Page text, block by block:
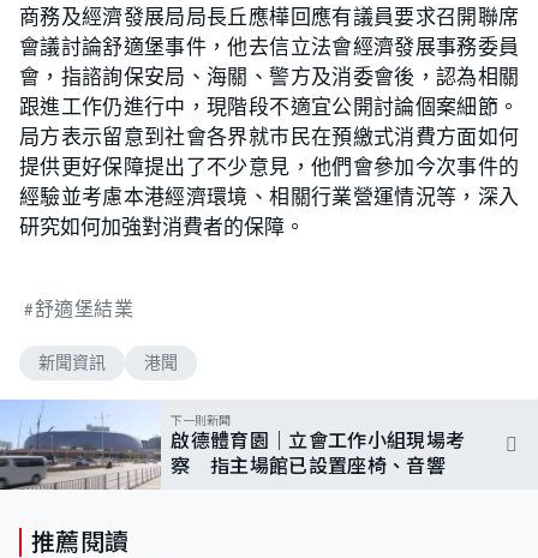
0
0
.
0
0
%
商務及經濟發展局局長丘應樺回應有議員要求召開聯席
會議討論舒適堡事件，他去信立法會經濟發展事務委員
會，指諮詢保安局、海關、警方及消委會後，認為相關
跟進工作仍進行中，現階段不適宜公開討論個案細節。
局方表示留意到社會各界就巿民在預繳式消費方面如何
提供更好保障提出了不少意見，他們會參加今次事件的
經驗並考慮本港經濟環境、相關行業營運情況等，深入
研究如何加強對消費者的保障。
舒適堡結業
新聞資訊 港聞
下一則新聞
啟德體育園｜立會工作小組現場考
察 指主場館已設置座椅、音響
推薦閱讀